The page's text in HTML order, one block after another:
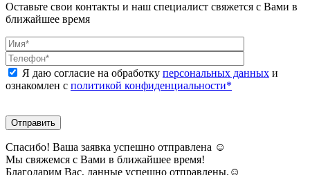
Оставьте свои контакты и наш специалист свяжется с Вами в
ближайшее время
Я даю согласие на обработку персональных данных и
ознакомлен с политикой конфиденциальности*
Спасибо! Ваша заявка успешно отправлена ☺️
Мы свяжемся с Вами в ближайшее время!
Благодарим Вас, данные успешно отправлены.☺️